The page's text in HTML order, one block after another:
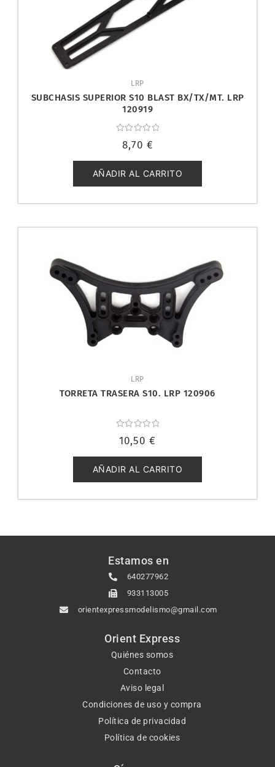
LRP
SUBCHASIS SUPERIOR S10 BLAST BX/TX/MT. LRP
120919
con
de
5
8,70 €
AÑADIR AL CARRITO
LRP
TORRETA TRASERA S10. LRP 120906
con
de
5
10,50 €
AÑADIR AL CARRITO
Estamos en
640277962
933113005
orientexpressmodelismo@gmail.com
Orient Express
Quiénes somos
Contacto
Aviso legal
Condiciones de uso y compra
Política de privacidad
Política de cookies